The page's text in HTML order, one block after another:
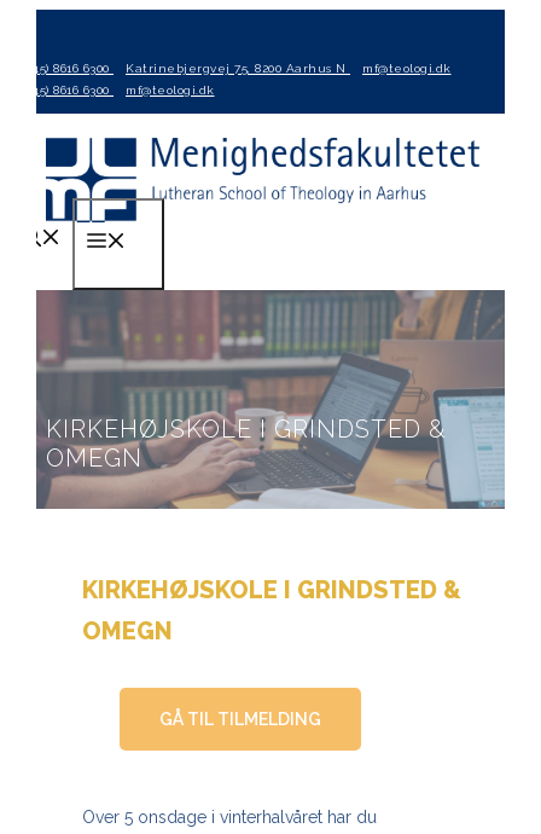
indhold
(+45) 8616 6300 Katrinebjergvej 75, 8200 Aarhus N
mf@teologi.dk
(+45) 8616 6300
mf@teologi.dk
KIRKEHØJSKOLE I GRINDSTED &
OMEGN
KIRKEHØJSKOLE I GRINDSTED &
OMEGN
GÅ TIL TILMELDING
Over 5 onsdage i vinterhalvåret har du